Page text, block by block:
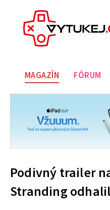
MAGAZÍN FÓRUM
Podivný trailer
Stranding